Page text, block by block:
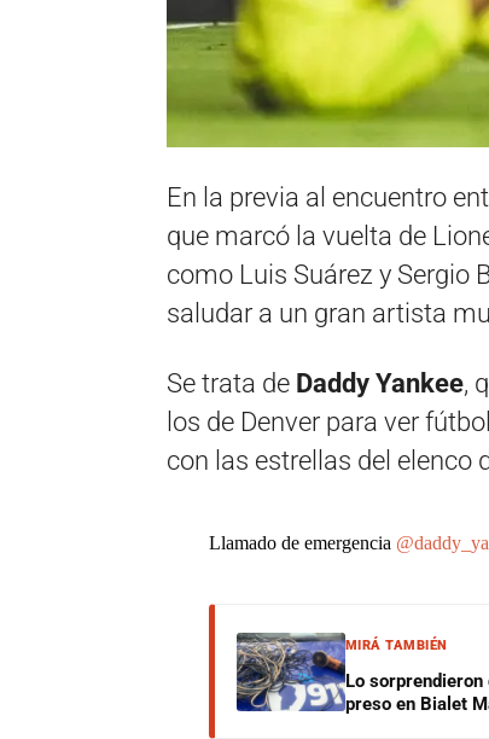
En la previa al encuentro
que marcó la vuelta de
como Luis Suárez y Sergio
saludar a un gran artista
Se trata de Daddy Yankee,
los de Denver para ver
con las estrellas del elenco
Llamado de emergencia
MIRÁ TAMBIÉN
Lo sorprendieron
preso en Bialet